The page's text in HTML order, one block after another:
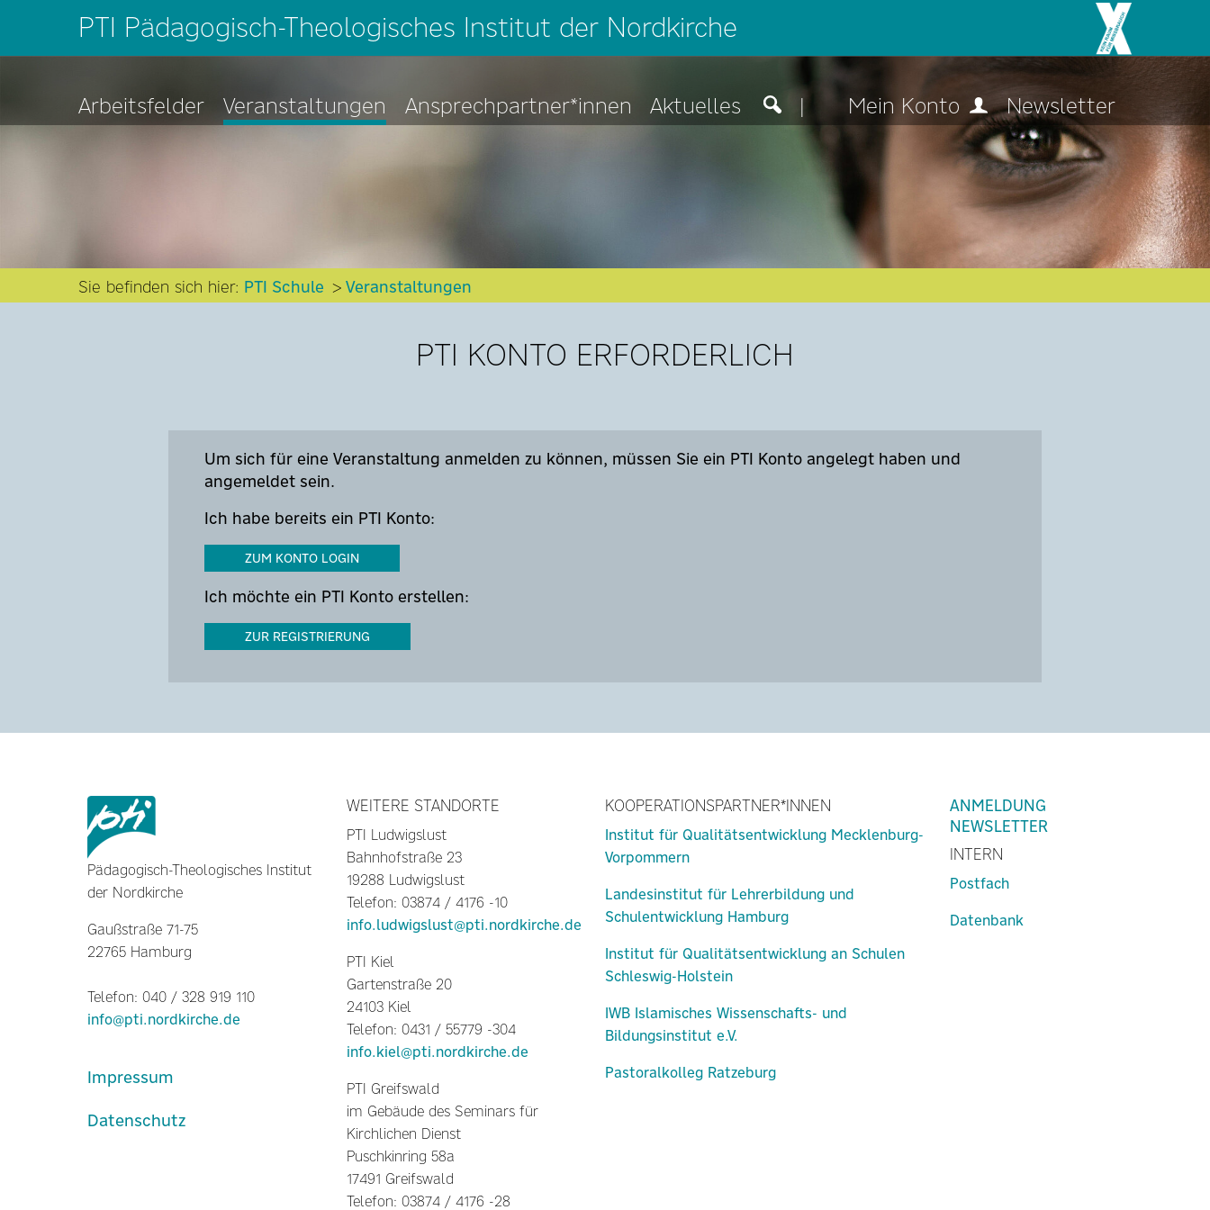
PTI Pädagogisch-Theologisches Institut der Nordkirche
Arbeitsfelder Veranstaltungen Ansprechpartner*innen Aktuelles | Mein Konto Newsletter
Sie befinden sich hier: PTI Schule Veranstaltungen
PTI KONTO ERFORDERLICH
Um sich für eine Veranstaltung anmelden zu können, müssen Sie ein PTI Konto angelegt haben und
angemeldet sein.
Ich habe bereits ein PTI Konto:
ZUM KONTO LOGIN
Ich möchte ein PTI Konto erstellen:
ZUR REGISTRIERUNG
Pädagogisch-Theologisches Institut
der Nordkirche
Gaußstraße 71-75
22765 Hamburg
Telefon: 040 / 328 919 110
info@pti.nordkirche.de
Impressum
Datenschutz
WEITERE STANDORTE
PTI Ludwigslust
Bahnhofstraße 23
19288 Ludwigslust
Telefon: 03874 / 4176 -10
info.ludwigslust@pti.nordkirche.de
PTI Kiel
Gartenstraße 20
24103 Kiel
Telefon: 0431 / 55779 -304
info.kiel@pti.nordkirche.de
PTI Greifswald
im Gebäude des Seminars für
Kirchlichen Dienst
Puschkinring 58a
17491 Greifswald
Telefon: 03874 / 4176 -28
KOOPERATIONSPARTNER*INNEN
Institut für Qualitätsentwicklung Mecklenburg-
Vorpommern
Landesinstitut für Lehrerbildung und
Schulentwicklung Hamburg
Institut für Qualitätsentwicklung an Schulen
Schleswig-Holstein
IWB Islamisches Wissenschafts- und
Bildungsinstitut e.V.
Pastoralkolleg Ratzeburg
ANMELDUNG
NEWSLETTER
INTERN
Postfach
Datenbank